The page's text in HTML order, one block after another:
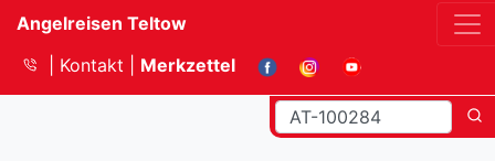
Angelreisen Teltow
Kontakt
Merkzettel